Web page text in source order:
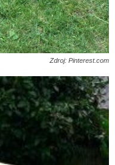
Zdroj: Pinterest.com